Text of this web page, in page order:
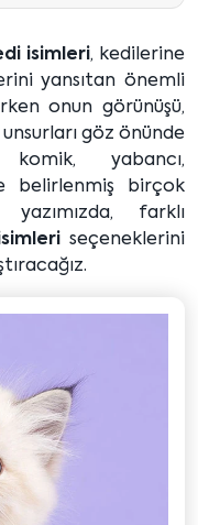
isimleri, kedilerine
yansıtan önemli
onun görünüşü,
göz önünde
komik, yabancı,
belirlenmiş birçok
farklı
seçeneklerini